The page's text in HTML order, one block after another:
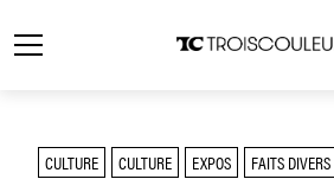
CULTURE CULTURE EXPOS FAITS DIVERS